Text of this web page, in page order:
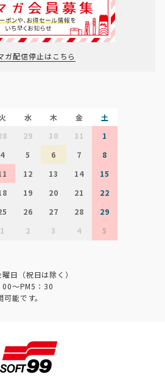
ガ配信停止はこちら
水 木 金
土
29 30 31
1
4 5 6 7
8
12 13 14
15
19 20 21
22
26 27 28
29
1 2 3 4 5
日（祝日は除く）
～PM5：30
能です。